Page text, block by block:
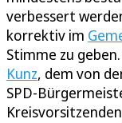
verbessert
korrektiv im
Stimme zu
Kunz, dem von
SPD-
Kreisvorsitzenden